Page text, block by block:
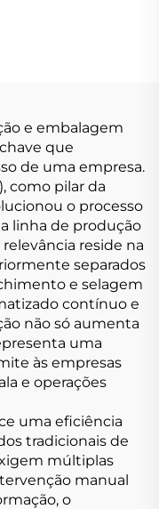
e embalagem
que
de uma empresa.
como pilar da
o processo
linha de produção
reside na
separados
e selagem
contínuo e
não só aumenta
uma
às empresas
e operações
uma eficiência
tradicionais de
múltiplas
manual
o